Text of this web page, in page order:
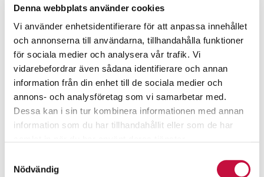
Denna webbplats använder cookies
Vi använder enhetsidentifierare för att anpassa innehållet
och annonserna till användarna, tillhandahålla funktioner
för sociala medier och analysera vår trafik. Vi
vidarebefordrar även sådana identifierare och annan
information från din enhet till de sociala medier och
annons- och analysföretag som vi samarbetar med.
Dessa kan i sin tur kombinera informationen med annan
information som du har tillhandahållit eller som de har
Nödvändig
Landskrona, Centrum
2 rum·60 m²· 4 517 kr/mån
Visning 9/8 12:00